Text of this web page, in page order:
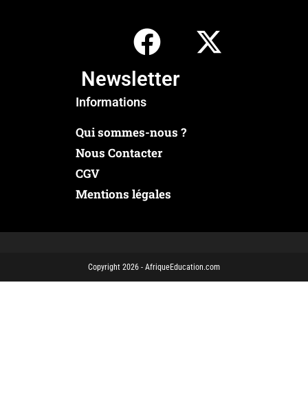
Newsletter
Informations
Qui sommes-nous ?
Nous Contacter
CGV
Mentions légales
Copyright 2026 - AfriqueEducation.com